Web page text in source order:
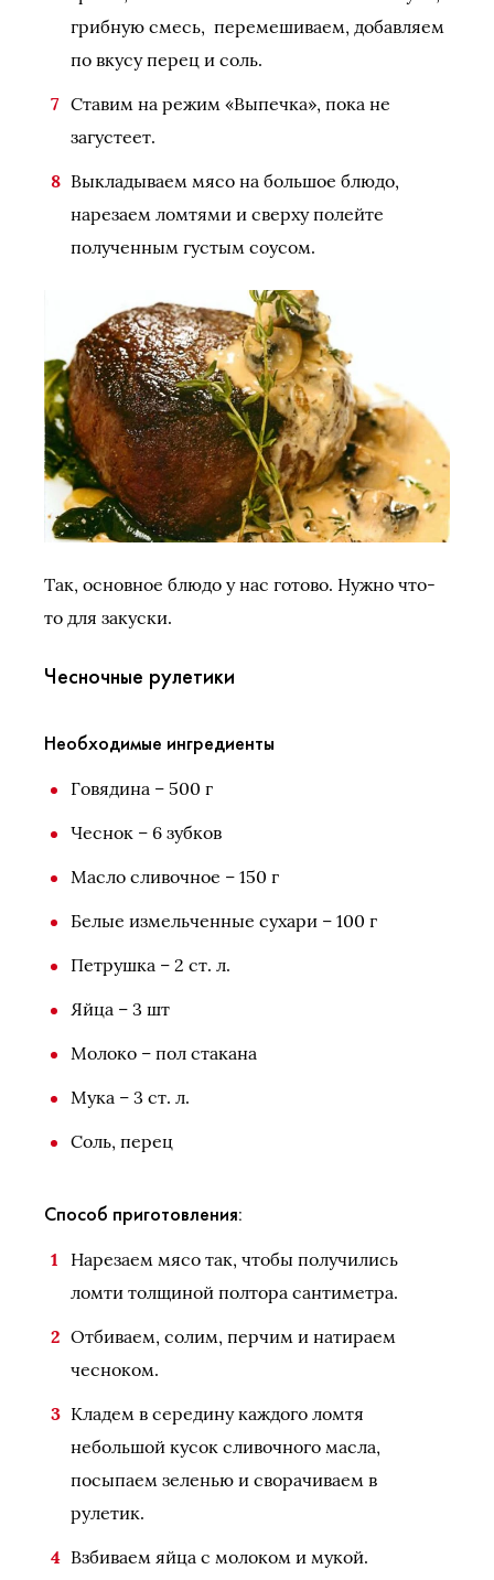
грибную смесь, перемешиваем, добавляем
по вкусу перец и соль.
Ставим на режим «Выпечка», пока не
загустеет.
Выкладываем мясо на большое блюдо,
нарезаем ломтями и сверху полейте
полученным густым соусом.
Так, основное блюдо у нас готово. Нужно что-
то для закуски.
Чесночные рулетики
Необходимые ингредиенты
Говядина – 500 г
Чеснок – 6 зубков
Масло сливочное – 150 г
Белые измельченные сухари – 100 г
Петрушка – 2 ст. л.
Яйца – 3 шт
Молоко – пол стакана
Мука – 3 ст. л.
Соль, перец
Способ приготовления:
Нарезаем мясо так, чтобы получились
ломти толщиной полтора сантиметра.
Отбиваем, солим, перчим и натираем
чесноком.
Кладем в середину каждого ломтя
небольшой кусок сливочного масла,
посыпаем зеленью и сворачиваем в
рулетик.
Взбиваем яйца с молоком и мукой.